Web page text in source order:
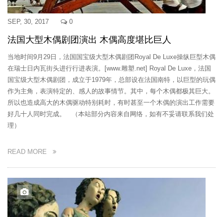
SEP, 30, 2017 0
法国大型木偶剧团演出 木偶高度堪比巨人
当地时间9月29日，法国国宝级大型木偶剧团Royal De Luxe操纵巨型木偶
在瑞士日内瓦街头进行行进表演。[www.雕塑.net] Royal De Luxe，法国
国宝级大型木偶剧团，成立于1979年，总部设在法国南特，以巨型的玩偶
作为主角，表演特定的、感人的故事情节。其中，每个木偶都极其巨大。
所以也造成高大的木偶驱动特别耗时，有时甚至一个木偶的演出工作需要
好几十人同时完成。 （本站部分内容来自网络，如有不妥请联系我们处
理）
READ MORE